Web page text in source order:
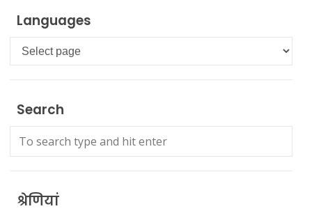
Languages
Languages
Search
श्रेणियां